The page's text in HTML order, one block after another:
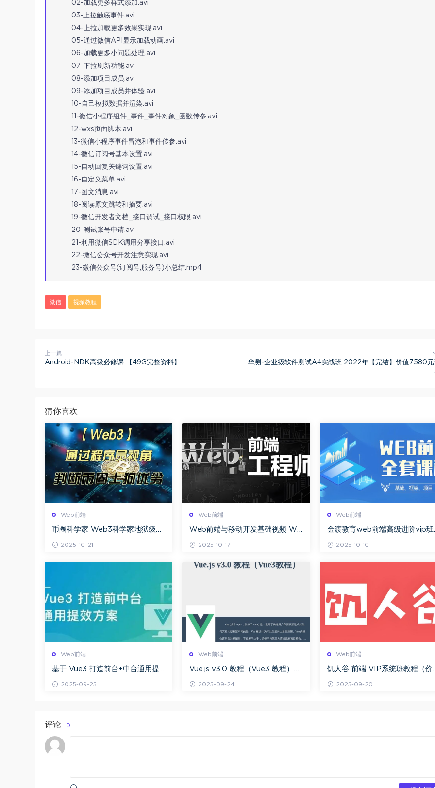
02-加载更多样式添加.avi
03-上拉触底事件.avi
04-上拉加载更多效果实现.avi
05-通过微信API显示加载动画.avi
06-加载更多小问题处理.avi
07-下拉刷新功能.avi
08-添加项目成员.avi
09-添加项目成员并体验.avi
10-自己模拟数据并渲染.avi
11-微信小程序组件_事件_事件对象_函数传参.avi
12-wxs页面脚本.avi
13-微信小程序事件冒泡和事件传参.avi
14-微信订阅号基本设置.avi
15-自动回复关键词设置.avi
16-自定义菜单.avi
17-图文消息.avi
18-阅读原文跳转和摘要.avi
19-微信开发者文档_接口调试_接口权限.avi
20-测试账号申请.avi
21-利用微信SDK调用分享接口.avi
22-微信公众号开发注意实现.avi
23-微信公众号(订阅号,服务号)小总结.mp4
微信 视频教程
上一篇
Android-NDK高级必修课 【49G完整资料】
华测-企业级软件测试A4实战班 2022年【完结】价值7580元
猜你喜欢
Web前端
币圈科学家 Web3科学家地狱级实
2025-10-21
Web前端
Web前端与移动开发基础视频 We
基础视频教程
2025-10-17
Web前端
金渡教育web前端高级进阶vip
2025-10-10
Web前端
基于 Vue3 打造前台+中台通用提
2025-09-25
Web前端
Vue.js v3.0 教程（Vue3 教程）百
2025-09-24
Web前端
饥人谷 前端 VIP系统班教程（价
2025-09-20
评论 0